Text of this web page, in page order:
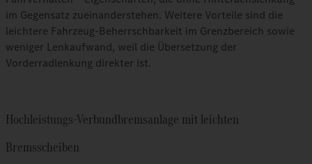
im Gegensatz zueinanderstehen. Weitere Vorteile sind die
leichtere Fahrzeug-Beherrschbarkeit im Grenzbereich sowie
weniger Lenkaufwand, weil die Übersetzung der
Vorderradlenkung direkter ist.
Hochleistungs-Verbundbremsanlage mit leichten
Bremsscheiben